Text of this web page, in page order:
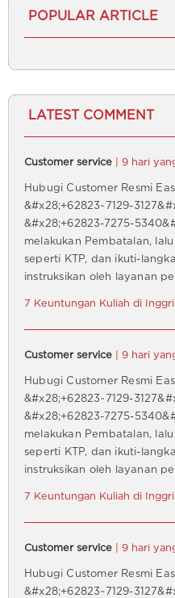
POPULAR ARTICLE
LATEST COMMENT
Customer service | 9 hari
Hubugi Customer Resmi
&#x28;+62823~7129-
&#x28;+62823-7275-
melakukan Pembatalan,
seperti KTP, dan ikuti-
instruksikan oleh layanan
7 Keuntungan Kuliah di
Customer service | 9 hari
Hubugi Customer Resmi
&#x28;+62823~7129-
&#x28;+62823-7275-
melakukan Pembatalan,
seperti KTP, dan ikuti-
instruksikan oleh layanan
7 Keuntungan Kuliah di
Customer service | 9 hari
Hubugi Customer Resmi
&#x28;+62823~7129-